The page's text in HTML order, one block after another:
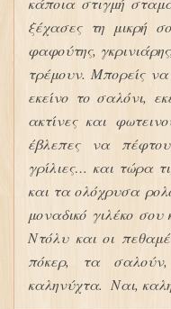
ξέχασες τη μικρή
φαφούτης,
τρέμουν. Μπορείς
εκείνο το σαλόνι,
ακτίνες και
έβλεπες να
γρίλιες… και τώρα
και τα ολόχρυσα
μοναδικό γιλέκο
Ντόλυ και οι
πόκερ, τα
καληνύχτα. Ναι,